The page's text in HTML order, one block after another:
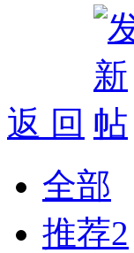
返 回
全部
推荐2